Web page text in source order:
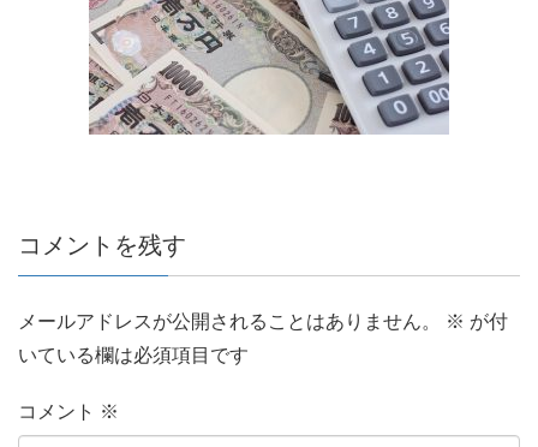
コメントを残す
メールアドレスが公開されることはありません。 ※ が付
いている欄は必須項目です
コメント ※